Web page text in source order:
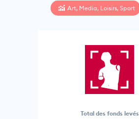
Art, Media, Loisirs, Sport
Total des fonds levés